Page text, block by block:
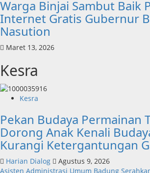
Warga Binjai Sambut Baik
Internet Gratis Gubernur
Nasution
Maret 13, 2026
Kesra
Kesra
Pekan Budaya Permainan
Dorong Anak Kenali
Kurangi Ketergantungan
Harian Dialog
Agustus 9, 2026
Asisten Administrasi Umum Badung